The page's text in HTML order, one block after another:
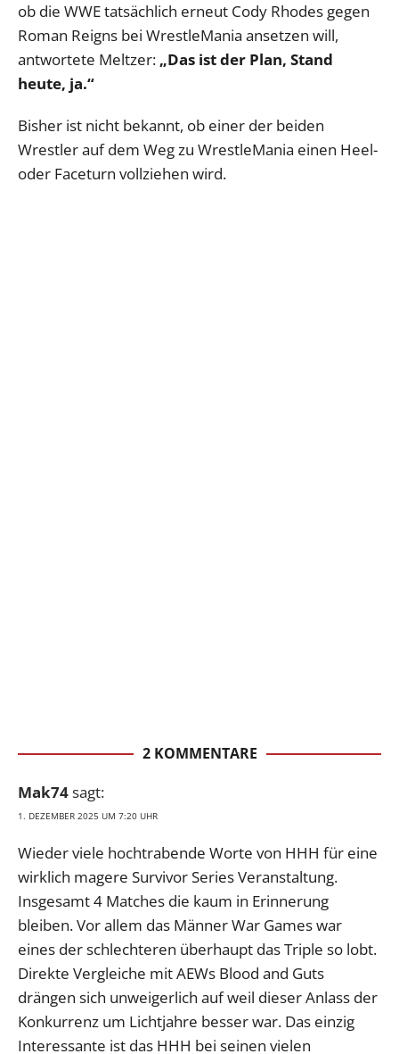
ob die WWE tatsächlich erneut Cody Rhodes gegen
Roman Reigns bei WrestleMania ansetzen will,
antwortete Meltzer: „Das ist der Plan, Stand
heute, ja.“
Bisher ist nicht bekannt, ob einer der beiden
Wrestler auf dem Weg zu WrestleMania einen Heel-
oder Faceturn vollziehen wird.
2 KOMMENTARE
Mak74sagt:
1. DEZEMBER 2025 UM 7:20 UHR
Wieder viele hochtrabende Worte von HHH für eine
wirklich magere Survivor Series Veranstaltung.
Insgesamt 4 Matches die kaum in Erinnerung
bleiben. Vor allem das Männer War Games war
eines der schlechteren überhaupt das Triple so lobt.
Direkte Vergleiche mit AEWs Blood and Guts
drängen sich unweigerlich auf weil dieser Anlass der
Konkurrenz um Lichtjahre besser war. Das einzig
Interessante ist das HHH bei seinen vielen